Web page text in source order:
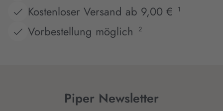
Kostenloser Versand ab 9,00 €
1
Vorbestellung möglich 2
Piper Newsletter